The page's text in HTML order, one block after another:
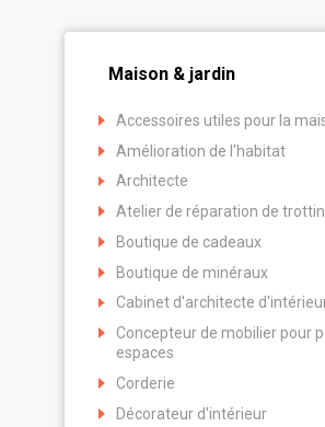
Maison & jardin
Accessoires utiles pour la
Amélioration de l'habitat
Architecte
Atelier de réparation de
Boutique de cadeaux
Boutique de minéraux
Cabinet d'architecte
Concepteur de mobilier pour
espaces
Corderie
Décorateur d'intérieur